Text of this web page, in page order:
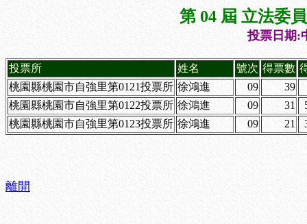
第 04 屆 立法委
投票日期:
投票所 姓名 號次 得票數
桃園縣桃園市自強里第0121投票所 徐鴻進 09
39
桃園縣桃園市自強里第0122投票所 徐鴻進 09 31
桃園縣桃園市自強里第0123投票所 徐鴻進 09 21
離開